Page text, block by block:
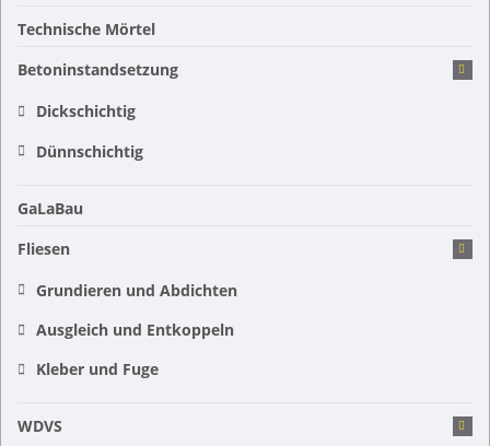
Technische Mörtel
Betoninstandsetzung
Dickschichtig
Dünnschichtig
GaLaBau
Fliesen
Grundieren und Abdichten
Ausgleich und Entkoppeln
Kleber und Fuge
WDVS